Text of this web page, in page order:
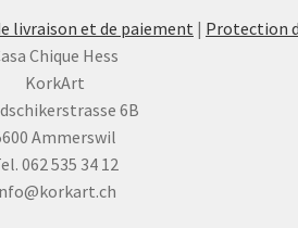
livraison et de paiement | Protection
Chique Hess
KorkArt
6B
Ammerswil
062 535 34 12